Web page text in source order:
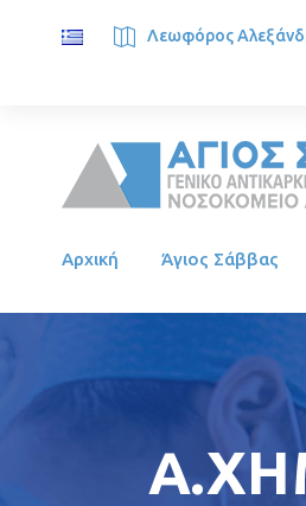
Λεωφόρος
Αρχική Άγιος Σάββας